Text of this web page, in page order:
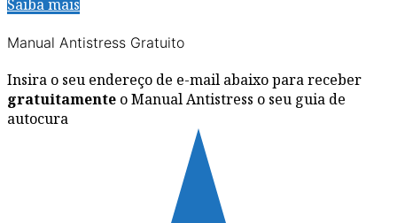
Saiba mais
Manual Antistress Gratuito
Insira o seu endereço de e-mail abaixo para receber
gratuitamente o Manual Antistress o seu guia de
autocura